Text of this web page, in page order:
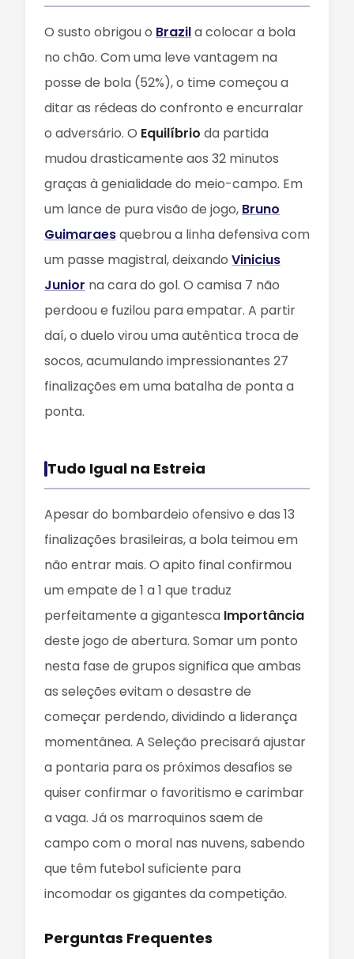
O susto obrigou o Brazila colocar a bola
no chão. Com uma leve vantagem na
posse de bola (52%), o time começou a
ditar as rédeas do confronto e encurralar
o adversário. O Equilíbrio da partida
mudou drasticamente aos 32 minutos
graças à genialidade do meio-campo. Em
um lance de pura visão de jogo, Bruno
Guimaraesquebrou a linha defensiva com
um passe magistral, deixando Vinicius
Junior na cara do gol. O camisa 7 não
perdoou e fuzilou para empatar. A partir
daí, o duelo virou uma autêntica troca de
socos, acumulando impressionantes 27
finalizações em uma batalha de ponta a
ponta.
Tudo Igual na Estreia
Apesar do bombardeio ofensivo e das 13
finalizações brasileiras, a bola teimou em
não entrar mais. O apito final confirmou
um empate de 1 a 1 que traduz
perfeitamente a gigantesca Importância
deste jogo de abertura. Somar um ponto
nesta fase de grupos significa que ambas
as seleções evitam o desastre de
começar perdendo, dividindo a liderança
momentânea. A Seleção precisará ajustar
a pontaria para os próximos desafios se
quiser confirmar o favoritismo e carimbar
a vaga. Já os marroquinos saem de
campo com o moral nas nuvens, sabendo
que têm futebol suficiente para
incomodar os gigantes da competição.
Perguntas Frequentes